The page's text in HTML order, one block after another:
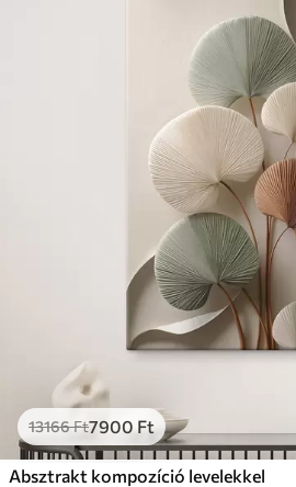
13166Ft7900 Ft
Absztrakt kompozíció levelekkel